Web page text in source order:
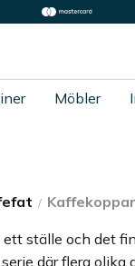
Möbler
Kaffekoppar
ställe och det
där flera olika